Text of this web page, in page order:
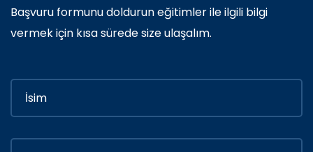
Başvuru formunu doldurun eğitimler ile ilgili bilgi
vermek için kısa sürede size ulaşalım.